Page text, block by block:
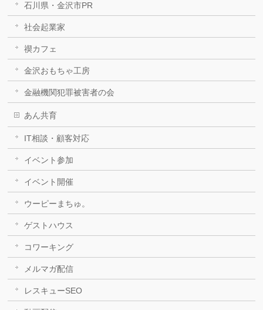
石川県・金沢市PR
社会起業家
禊カフェ
金沢おもちゃ工房
金融機関犯罪被害者の会
あん共育
IT相談・顧客対応
イベント参加
イベント開催
ウーピーまちゅ。
ゲストハウス
コワーキング
メルマガ配信
レスキューSEO